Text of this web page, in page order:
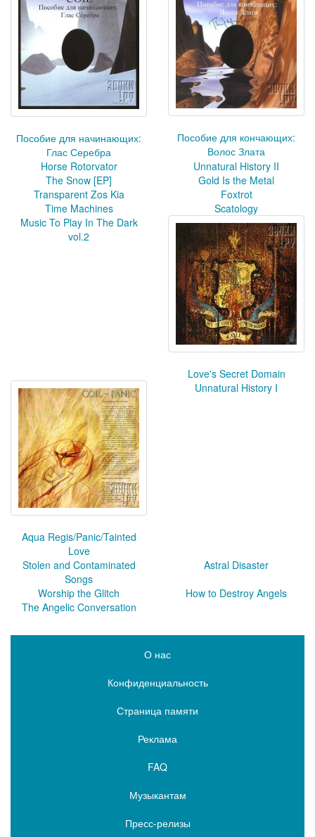
Пособие для начинающих:
Глас Серебра
Пособие для кончающих:
Волос Злата
Horse Rotorvator
Unnatural History II
The Snow [EP]
Gold Is the Metal
Transparent Zos Kia
Foxtrot
Time Machines
Scatology
Music To Play In The Dark
vol.2
Love's Secret Domain
Aqua Regis/Panic/Tainted
Love
Unnatural History I
Stolen and Contaminated
Songs
Astral Disaster
Worship the Glitch
How to Destroy Angels
The Angelic Conversation
О нас
Конфиденциальность
Страница памяти
Реклама
FAQ
Музыкантам
Пресс-релизы